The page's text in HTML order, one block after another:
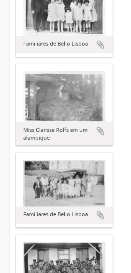
Familiares de Bello Lisboa
Miss Clarisse Rolfs em um
alambique
Familiares de Bello Lisboa